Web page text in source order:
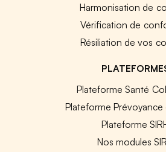
Harmonisation de
Vérification de
Résiliation de vos
Plateforme Santé
Plateforme
Plateforme
Nos modules